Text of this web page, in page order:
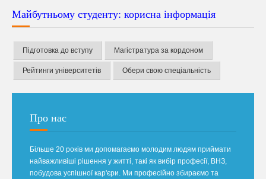
Майбутньому студенту: корисна інформація
Підготовка до вступу Магістратура за кордоном
Рейтинги університетів Обери свою спеціальність
Про нас
Більше 20 років ми допомагаємо молодим людям приймати
найважливіші рішення у житті, такі як вибір професії, ВНЗ,
побудова успішної кар'єри. Ми професійно збираємо та